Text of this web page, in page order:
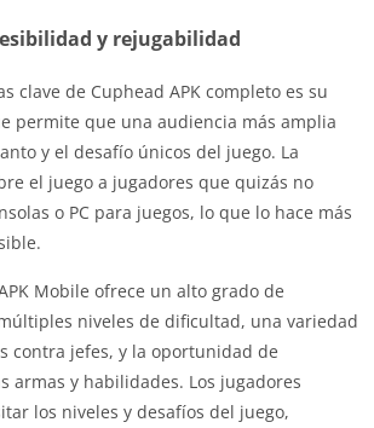
y rejugabilidad
clave de Cuphead APK completo es su
permite que una audiencia más amplia
y el desafío únicos del juego. La
el juego a jugadores que quizás no
o PC para juegos, lo que lo hace más
Mobile ofrece un alto grado de
niveles de dificultad, una variedad
contra jefes, y la oportunidad de
armas y habilidades. Los jugadores
los niveles y desafíos del juego,